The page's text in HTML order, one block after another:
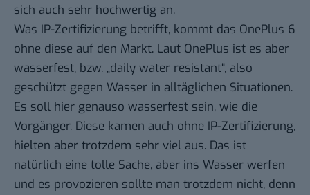
sich auch sehr hochwertig an.
Was IP-Zertifizierung betrifft, kommt das OnePlus 6
ohne diese auf den Markt. Laut OnePlus ist es aber
wasserfest, bzw. „daily water resistant“, also
geschützt gegen Wasser in alltäglichen Situationen.
Es soll hier genauso wasserfest sein, wie die
Vorgänger. Diese kamen auch ohne IP-Zertifizierung,
hielten aber trotzdem sehr viel aus. Das ist
natürlich eine tolle Sache, aber ins Wasser werfen
und es provozieren sollte man trotzdem nicht, denn